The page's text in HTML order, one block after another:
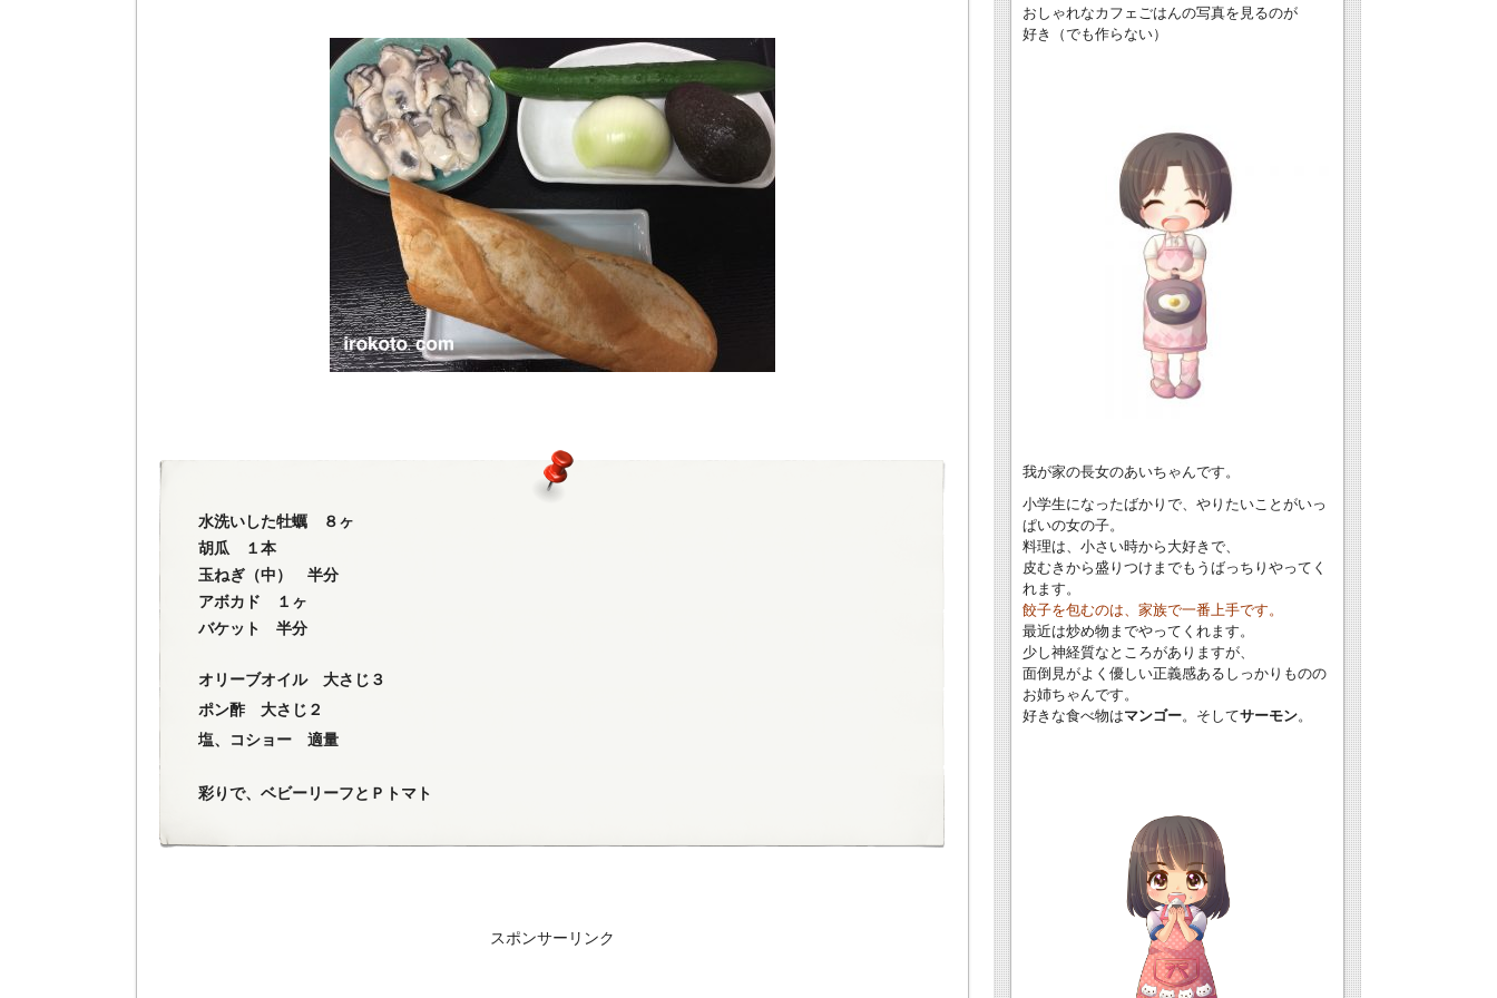
水洗いした牡蠣 ８ヶ
胡瓜 １本
玉ねぎ（中） 半分
アボカド １ヶ
バケット 半分
オリーブオイル 大さじ３
ポン酢 大さじ２
塩、コショー 適量
彩りで、ベビーリーフとＰトマト
スポンサーリンク
おしゃれなカフェごはんの写真を見るのが
好き（でも作らない）
我が家の長女のあいちゃんです。
小学生になったばかりで、やりたいことがいっ
ぱいの女の子。
料理は、小さい時から大好きで、
皮むきから盛りつけまでもうばっちりやってく
れます。
餃子を包むのは、家族で一番上手です。
最近は炒め物までやってくれます。
少し神経質なところがありますが、
面倒見がよく優しい正義感あるしっかりものの
お姉ちゃんです。
好きな食べ物はマンゴー。そしてサーモン。